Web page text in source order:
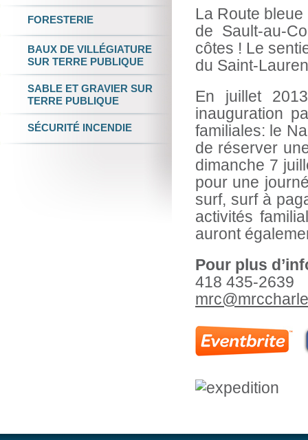
La Route
de Sault-au-
côtes ! Le
du Saint-
En juillet
inauguration
familiales: le
de réserver
dimanche 7
pour une
surf, surf à
activités
auront
Pour plus
418 435-2639
FORESTERIE
BAUX DE VILLÉGIATURE
SUR TERRE PUBLIQUE
SABLE ET GRAVIER SUR
TERRE PUBLIQUE
SÉCURITÉ INCENDIE